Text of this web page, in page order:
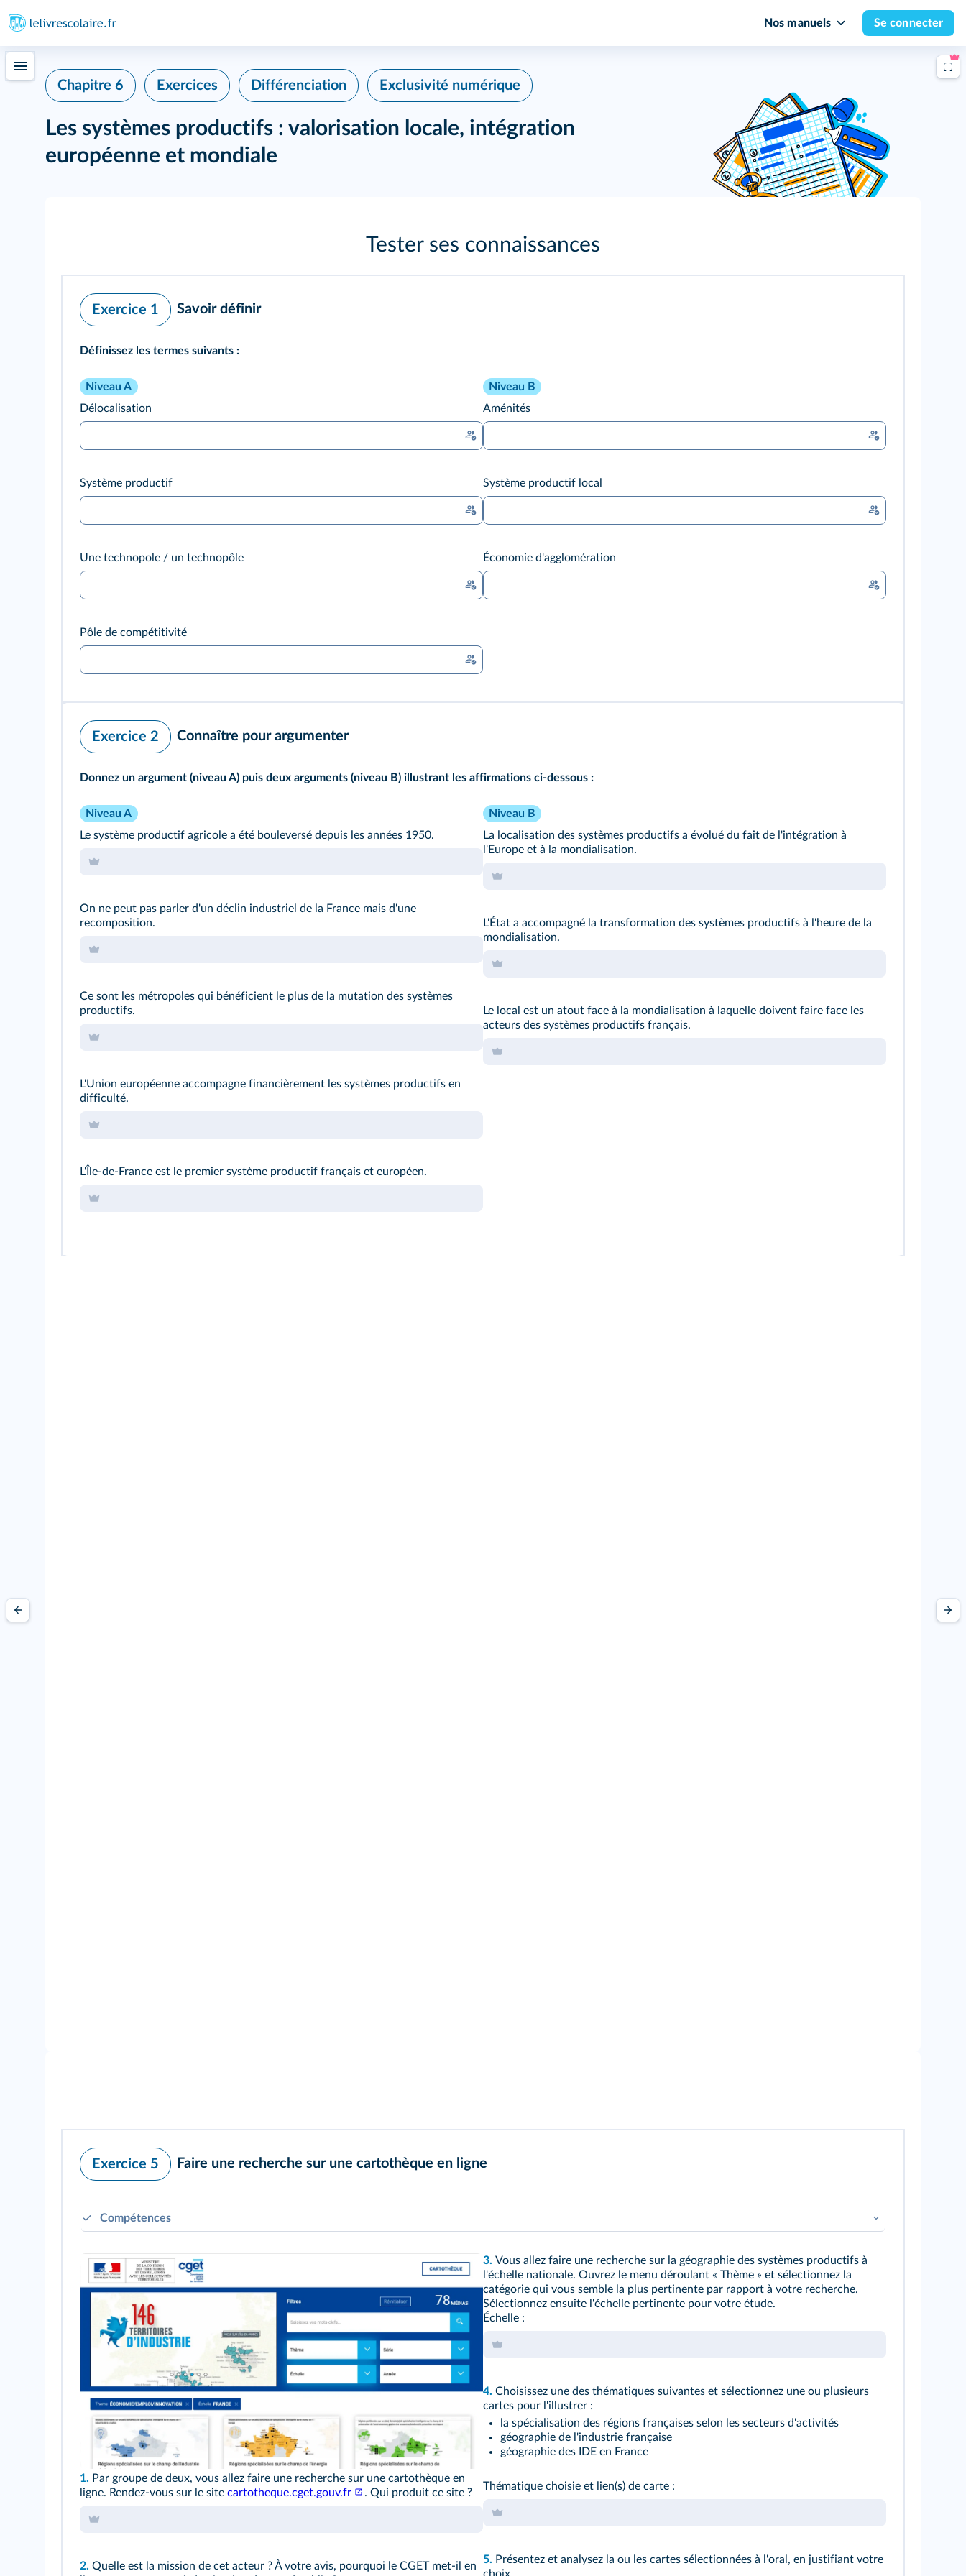
Nos manuels Se connecter
Chapitre 6 Exercices Différenciation Exclusivité numérique
Les systèmes productifs : valorisation locale, intégration
européenne et mondiale
Tester ses connaissances
Exercice 1 Savoir définir
Définissez les termes suivants :
Niveau A
Délocalisation
Système productif
Une technopole / un technopôle
Pôle de compétitivité
Niveau B
Aménités
Système productif local
Économie d'agglomération
Exercice 2 Connaître pour argumenter
Donnez un argument (niveau A) puis deux arguments (niveau B) illustrant les affirmations ci-dessous :
Niveau A
Le système productif agricole a été bouleversé depuis les années 1950.
On ne peut pas parler d'un déclin industriel de la France mais d'une
recomposition.
Ce sont les métropoles qui bénéficient le plus de la mutation des systèmes
productifs.
L'Union européenne accompagne financièrement les systèmes productifs en
difficulté.
L'Île-de-France est le premier système productif français et européen.
Niveau B
La localisation des systèmes productifs a évolué du fait de l'intégration à
l'Europe et à la mondialisation.
L'État a accompagné la transformation des systèmes productifs à l'heure de la
mondialisation.
Le local est un atout face à la mondialisation à laquelle doivent faire face les
acteurs des systèmes productifs français.
Exercice 5 Faire une recherche sur une cartothèque en ligne
Compétences
1. Par groupe de deux, vous allez faire une recherche sur une cartothèque en
ligne. Rendez-vous sur le site cartotheque.cget.gouv.fr . Qui produit ce site ?
2. Quelle est la mission de cet acteur ? À votre avis, pourquoi le CGET met-il en
3. Vous allez faire une recherche sur la géographie des systèmes productifs à
l'échelle nationale. Ouvrez le menu déroulant « Thème » et sélectionnez la
catégorie qui vous semble la plus pertinente par rapport à votre recherche.
Sélectionnez ensuite l'échelle pertinente pour votre étude.
Échelle :
4. Choisissez une des thématiques suivantes et sélectionnez une ou plusieurs
cartes pour l'illustrer :
la spécialisation des régions françaises selon les secteurs d'activités
géographie de l'industrie française
géographie des IDE en France
Thématique choisie et lien(s) de carte :
5. Présentez et analysez la ou les cartes sélectionnées à l'oral, en justifiant votre